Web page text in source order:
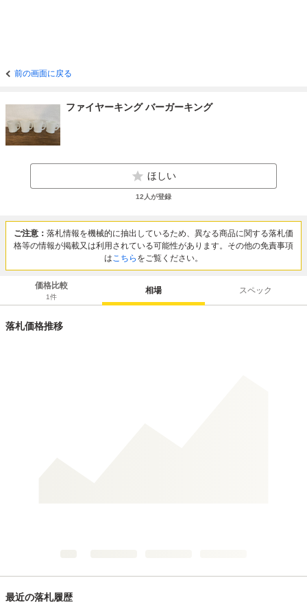
前の画面に戻る
ファイヤーキング バーガーキング
ほしい
12 人が登録
ご注意： 落札情報を機械的に抽出しているため、異なる商品に関する落札価
格等の情報が掲載又は利用されている可能性があります。その他の免責事項
はこちら をご覧ください。
価格比較
1件
相場 スペック
落札価格推移
最近の落札履歴